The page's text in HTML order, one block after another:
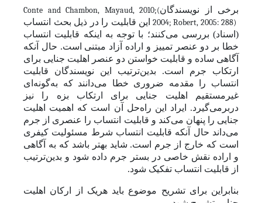
برخی از نویسندگان(
Mayaud, 2010;
Conte and Chambon,
2004; Robert, 2005: 288) این قابلیت را در ذیل بحث انتساب
(اسناد) بررسی می‌کنند؛ با توجه به اینکه قابلیت انتساب
خطا بر دو عنصر تمییز و اراده آزاد مبتنی است. حال آنکه
آگاهی ساده و قابلیت خواستن دو عنصر اهلیت جنایی برای
ارتکاب جرم است. بدین‌ترتیب این نویسندگان قابلیت
انتساب را مقدمه ضروری خطا می‌دانند که به‌گونه‌ای
غیرمستقیم اهلیت جنایی برای ارتکاب بزه را نیز
در‌بر‌می‌گیرد. ایراد این راه‌حل آن است که اهمیت اهلیت
جنایی را پنهان می‌کند و قابلیت انتساب را عنصری از جرم
می‌داند حال ‌آنکه قابلیت انتساب شرط مسئولیت کیفری
است که خارج از جرم است. شاید بهتر باشد که به آگاهی
و اراده نقش خاصی در بستر جرم داده شود و بدین‌ترتیب
از قابلیت انتساب تفکیک شود.
بنابراین برای تشریح موضوع باید هریک از ارکان اهلیت